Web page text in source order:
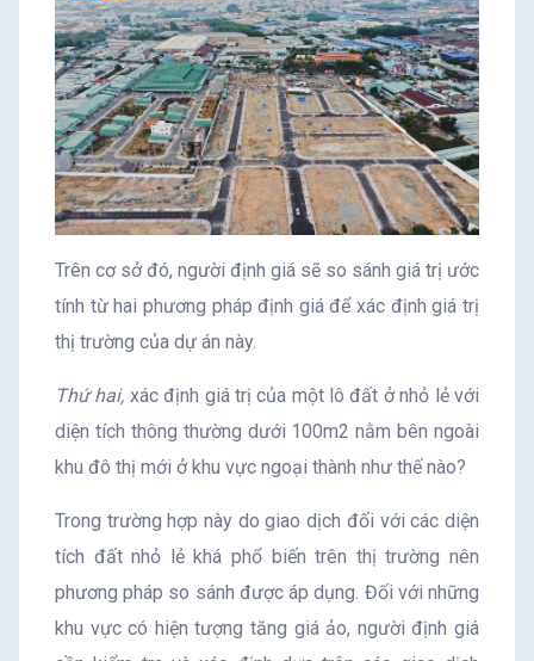
Trên cơ sở đó, người định giá sẽ so sánh giá trị ước
tính từ hai phương pháp định giá để xác định giá trị
thị trường của dự án này.
Thứ hai, xác định giá trị của một lô đất ở nhỏ lẻ với
diện tích thông thường dưới 100m2 nằm bên ngoài
khu đô thị mới ở khu vực ngoại thành như thế nào?
Trong trường hợp này do giao dịch đối với các diện
tích đất nhỏ lẻ khá phổ biến trên thị trường nên
phương pháp so sánh được áp dụng. Đối với những
khu vực có hiện tượng tăng giá ảo, người định giá